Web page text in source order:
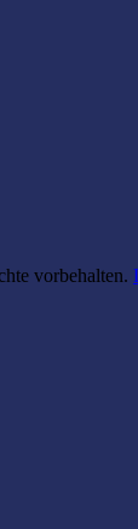
vorbehalten.